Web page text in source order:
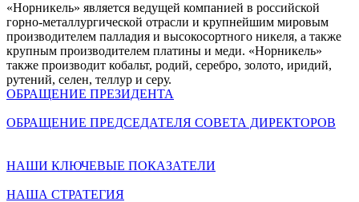
«Норникель» является ведущей компанией в российской
горно-металлургической отрасли и крупнейшим мировым
производителем палладия и высокосортного никеля, а также
крупным производителем платины и меди. «Норникель»
также производит кобальт, родий, серебро, золото, иридий,
рутений, селен, теллур и серу.
ОБРАЩЕНИЕ ПРЕЗИДЕНТА
ОБРАЩЕНИЕ ПРЕДСЕДАТЕЛЯ СОВЕТА ДИРЕКТОРОВ
НАШИ КЛЮЧЕВЫЕ ПОКАЗАТЕЛИ
НАША СТРАТЕГИЯ